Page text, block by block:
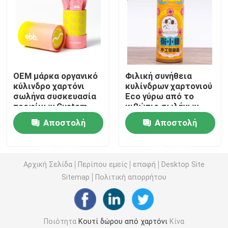
Κουτί από χαρτόνι πολυτέλειας
Κουτί συσκευασίας χάρτινου σωλήνα
πτυσσόμενο κιβώτιο εγγράφου
Πτυσσόμενο κιβώτιο καρτών
Κουτί συσκευασίας Vape
Ζαρωμένο κουτί από χαρτόνι
OEM μάρκα οργανικό
κύλινδρο χαρτόνι
σωλήνα συσκευασία
τροφίμων Custom
χαλαρή τσαγιέρα
στρογγυλή
συσκευασία χαρτιού
Αποστολή
Φιλική συνήθεια
κυλίνδρων χαρτονιού
Eco γύρω από το
κιβώτιο σωλήνων
εγγράφου για το
γρίφο Αποστολή
Αρχική Σελίδα Περίπου εμείς επαφή
Desktop Site
Sitemap
Πολιτική απορρήτου
Ποιότητα Κουτί δώρου από χαρτόνι Κίνα